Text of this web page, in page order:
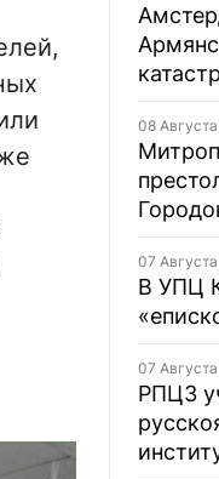
08
07
В УПЦ
07
РПЦЗ